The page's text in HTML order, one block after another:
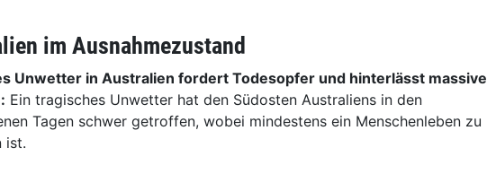
im Ausnahmezustand
Unwetter in Australien fordert Todesopfer und hinterlässt massive
Ein tragisches Unwetter hat den Südosten Australiens in den
Tagen schwer getroffen, wobei mindestens ein Menschenleben zu
ist.